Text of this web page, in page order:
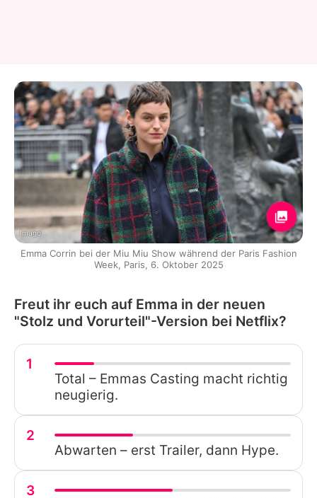
Imago
Emma Corrin bei der Miu Miu Show während der Paris Fashion
Week, Paris, 6. Oktober 2025
Freut ihr euch auf Emma in der neuen
"Stolz und Vorurteil"-Version bei Netflix?
1
Total – Emmas Casting macht richtig
neugierig.
2
Abwarten – erst Trailer, dann Hype.
3